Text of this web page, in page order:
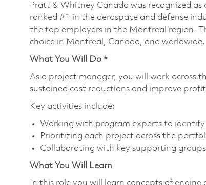
Pratt & Whitney Canada was recognized as
ranked #1 in the aerospace and defense
the top employers in the Montreal region.
choice in Montreal, Canada, and worldwide.
What You Will Do *
As a project manager, you will work across
sustained cost reductions and improve
Key activities include:
Working with program experts to
Prioritizing each project across the
Collaborating with key supporting
What You Will Learn
In this role you will learn concepts of